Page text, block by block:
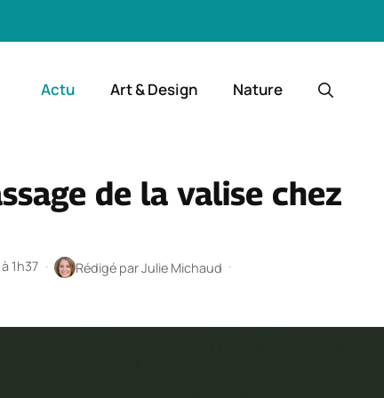
Actu Art & Design Nature
de la valise chez
1h37 · Rédigé parJulie Michaud ·